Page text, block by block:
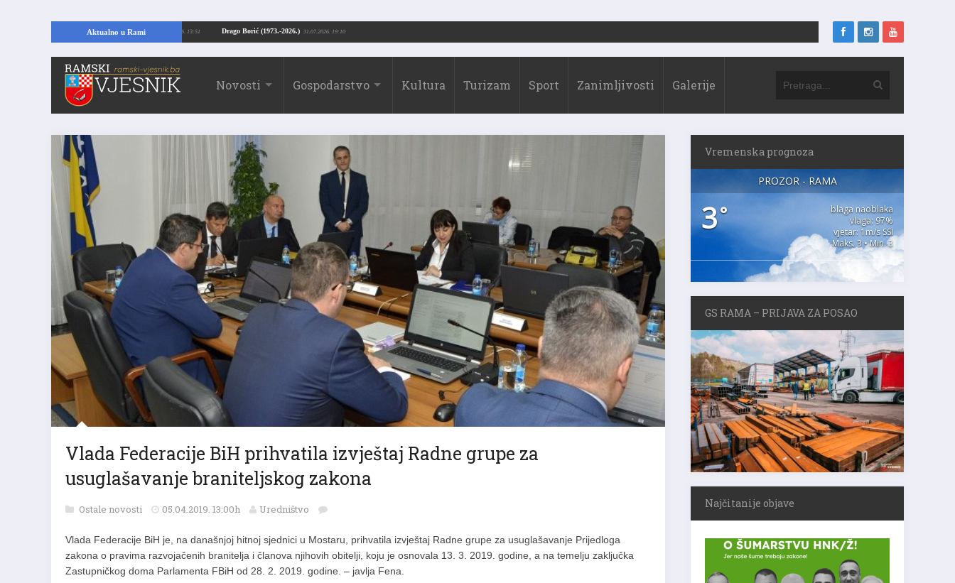
Aktualno u Rami Drago Borić (1973.-2026.)
Kopajući temelje kuće, pronašao vrijedne arheološke ostatke 24.07.2026. 13:51
Novosti Gospodarstvo Kultura Turizam Sport Zanimljivosti Galerije
Vlada Federacije BiH prihvatila izvještaj Radne grupe za
usuglašavanje braniteljskog zakona
Ostale novosti 05.04.2019. 13:00h Uredništvo
Vlada Federacije BiH je, na današnjoj hitnoj sjednici u Mostaru, prihvatila izvještaj Radne grupe za usuglašavanje Prijedloga
zakona o pravima razvojačenih branitelja i članova njihovih obitelji, koju je osnovala 13. 3. 2019. godine, a na temelju zaključka
Zastupničkog doma Parlamenta FBiH od 28. 2. 2019. godine. – javlja Fena.
Vremenska prognoza
PROZOR - RAMA
3°
blaga naoblaka
vlaga: 97%
vjetar: 1m/s SSI
Maks. 3 • Min. 3
GS RAMA – PRIJAVA ZA POSAO
Najčitanije objave